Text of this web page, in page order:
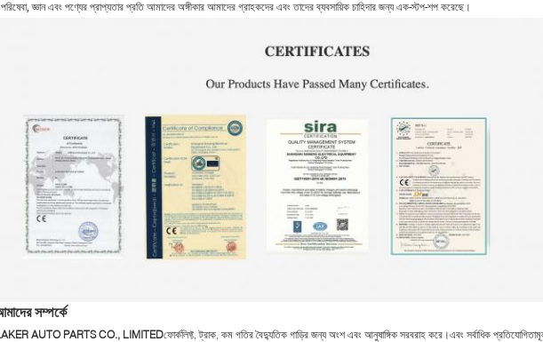
জ্ঞান এবং পণ্যের প্রাপ্যতার প্রতি আমাদের অঙ্গীকার আমাদের গ্রাহকদের এবং তাদের ব্যবসায়িক চাহিদার জন্য এক-স্টপ-শপ করেছে।
সম্পর্কে
AUTO PARTS CO., LIMITEDফোর্কলিফ্ট, ট্রাক, কম গতির বৈদ্যুতিক গাড়ির জন্য অংশ এবং আনুষাঙ্গিক সরবরাহ করে।এবং সর্বাধিক